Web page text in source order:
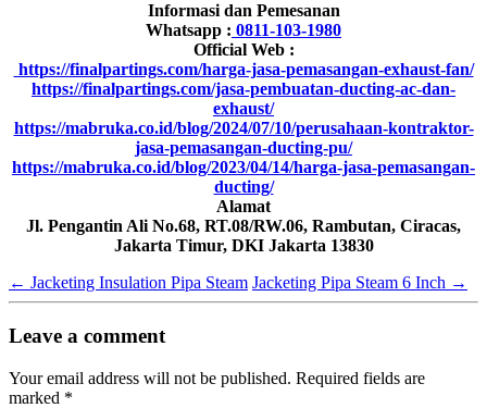
Informasi dan Pemesanan
Whatsapp : 0811-103-1980
Official Web :
https://finalpartings.com/harga-jasa-pemasangan-exhaust-fan/
https://finalpartings.com/jasa-pembuatan-ducting-ac-dan-
exhaust/
https://mabruka.co.id/blog/2024/07/10/perusahaan-kontraktor-
jasa-pemasangan-ducting-pu/
https://mabruka.co.id/blog/2023/04/14/harga-jasa-pemasangan-
ducting/
Alamat
Jl. Pengantin Ali No.68, RT.08/RW.06, Rambutan, Ciracas,
Jakarta Timur, DKI Jakarta 13830
← Jacketing Insulation Pipa Steam Jacketing Pipa Steam 6 Inch →
Leave a comment
Your email address will not be published. Required fields are
marked *